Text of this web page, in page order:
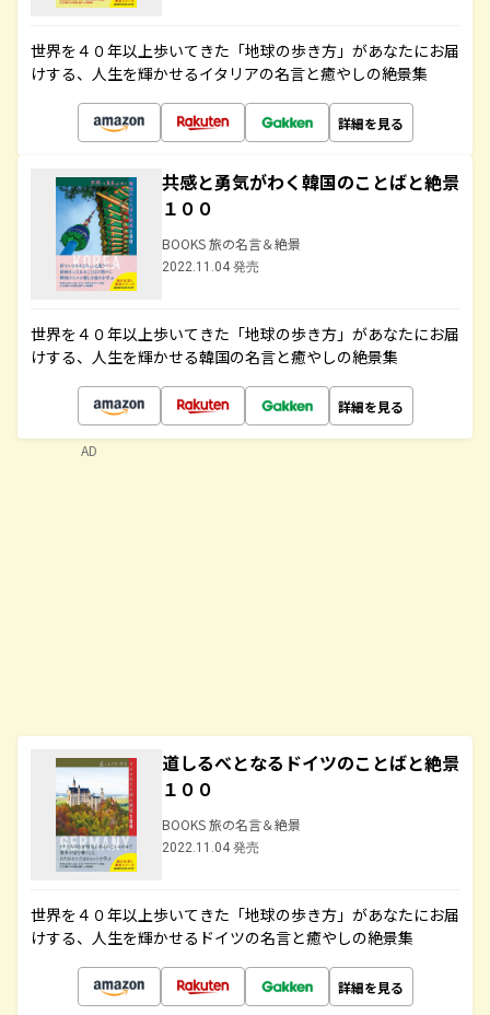
世界を４０年以上歩いてきた「地球の歩き方」があなたにお届
けする、人生を輝かせるイタリアの名言と癒やしの絶景集
詳細を見る
共感と勇気がわく韓国のことばと絶景
１００
BOOKS 旅の名言＆絶景
2022.11.04 発売
世界を４０年以上歩いてきた「地球の歩き方」があなたにお届
けする、人生を輝かせる韓国の名言と癒やしの絶景集
詳細を見る
道しるべとなるドイツのことばと絶景
１００
BOOKS 旅の名言＆絶景
2022.11.04 発売
世界を４０年以上歩いてきた「地球の歩き方」があなたにお届
けする、人生を輝かせるドイツの名言と癒やしの絶景集
詳細を見る
AD